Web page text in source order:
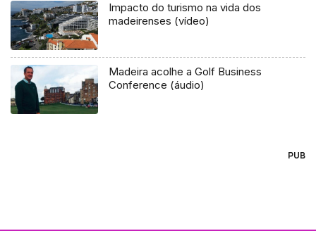
Impacto do turismo na vida dos
madeirenses (vídeo)
Madeira acolhe a Golf Business
Conference (áudio)
PUB